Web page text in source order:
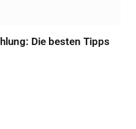
Die besten Tipps